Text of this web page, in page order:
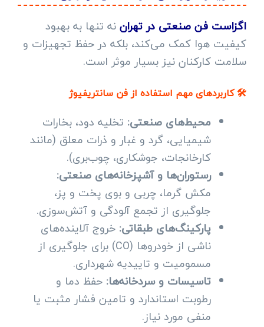
اگزاست فن صنعتی در تهراننه تنها به بهبود
کیفیت هوا کمک می‌کند، بلکه در حفظ تجهیزات و
سلامت کارکنان نیز بسیار موثر است.
🛠️ کاربردهای مهم استفاده از فن سانتریفیوژ
محیط‌های صنعتی: تخلیه دود، بخارات
شیمیایی، گرد و غبار و ذرات معلق (مانند
کارخانجات، جوشکاری، چوب‌بری).
رستوران‌ها و آشپزخانه‌های صنعتی:
مکش گرما، چربی و بوی پخت و پز،
جلوگیری از تجمع آلودگی و آتش‌سوزی.
پارکینگ‌های طبقاتی: خروج آلاینده‌های
ناشی از خودروها (CO) برای جلوگیری از
مسمومیت و تاییدیه شهرداری.
تاسیسات و سردخانه‌ها: حفظ دما و
رطوبت استاندارد و تامین فشار مثبت یا
منفی مورد نیاز.